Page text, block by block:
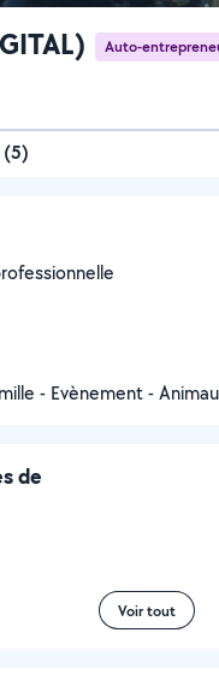
Auto-
(5)
- Evènement -
de
Voir tout